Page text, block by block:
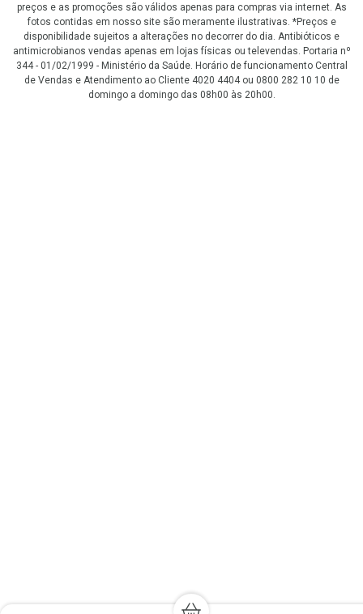
preços e as promoções são válidos apenas para compras via internet. As
fotos contidas em nosso site são meramente ilustrativas. *Preços e
disponibilidade sujeitos a alterações no decorrer do dia. Antibióticos e
antimicrobianos vendas apenas em lojas físicas ou televendas. Portaria nº
344 - 01/02/1999 - Ministério da Saúde. Horário de funcionamento Central
de Vendas e Atendimento ao Cliente 4020 4404 ou 0800 282 10 10 de
domingo a domingo das 08h00 às 20h00.